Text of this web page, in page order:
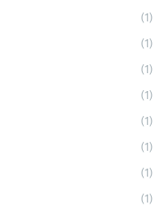
(1)
(1)
(1)
(1)
(1)
(1)
(1)
(1)